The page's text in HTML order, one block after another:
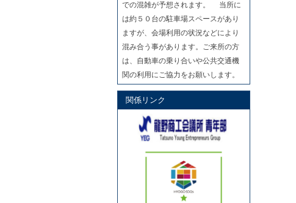
での混雑が予想されます。 当所に
は約５０台の駐車場スペースがあり
ますが、会場利用の状況などにより
混み合う事があります。ご来所の方
は、自動車の乗り合いや公共交通機
関の利用にご協力をお願いします。
関係リンク